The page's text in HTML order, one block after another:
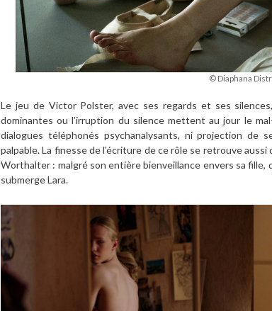
© Diaphana
Le jeu de Victor Polster, avec ses regards et ses
dominantes ou l’irruption du silence mettent au jour le
dialogues téléphonés psychanalysants, ni projection de
palpable. La finesse de l’écriture de ce rôle se retrouve
Worthalter : malgré son entière bienveillance envers sa fille,
submerge Lara.